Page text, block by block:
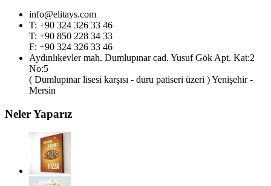
info@elitays.com
T: +90 324 326 33 46
T: +90 850 228 34 33
F: +90 324 326 33 46
Aydınlıkevler mah. Dumlupınar cad. Yusuf Gök Apt. Kat:2
No:5
( Dumlupınar lisesi karşısı - duru patiseri üzeri ) Yenişehir -
Mersin
Neler Yaparız